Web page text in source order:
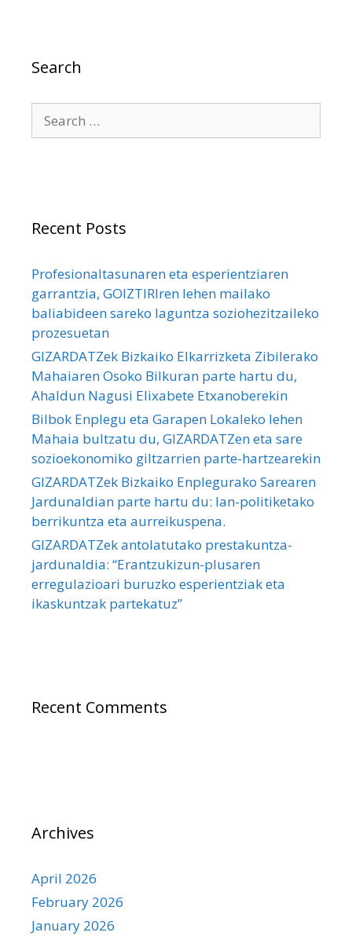
Search
Search
for:
Recent Posts
Profesionaltasunaren eta esperientziaren
garrantzia, GOIZTIRIren lehen mailako
baliabideen sareko laguntza soziohezitzaileko
prozesuetan
GIZARDATZek Bizkaiko Elkarrizketa Zibilerako
Mahaiaren Osoko Bilkuran parte hartu du,
Ahaldun Nagusi Elixabete Etxanoberekin
Bilbok Enplegu eta Garapen Lokaleko lehen
Mahaia bultzatu du, GIZARDATZen eta sare
sozioekonomiko giltzarrien parte-hartzearekin
GIZARDATZek Bizkaiko Enplegurako Sarearen
Jardunaldian parte hartu du: lan-politiketako
berrikuntza eta aurreikuspena.
GIZARDATZek antolatutako prestakuntza-
jardunaldia: “Erantzukizun-plusaren
erregulazioari buruzko esperientziak eta
ikaskuntzak partekatuz”
Recent Comments
Archives
April 2026
February 2026
January 2026